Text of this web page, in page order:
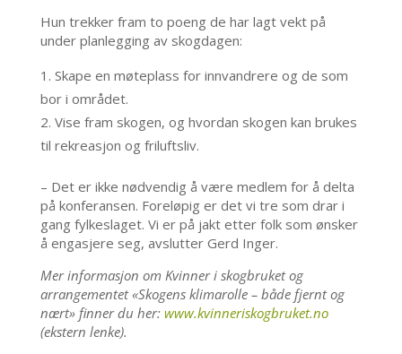
Hun trekker fram to poeng de har lagt vekt på
under planlegging av skogdagen:
Skape en møteplass for innvandrere og de som
bor i området.
Vise fram skogen, og hvordan skogen kan brukes
til rekreasjon og friluftsliv.
– Det er ikke nødvendig å være medlem for å delta
på konferansen. Foreløpig er det vi tre som drar i
gang fylkeslaget. Vi er på jakt etter folk som ønsker
å engasjere seg, avslutter Gerd Inger.
Mer informasjon om Kvinner i skogbruket og
arrangementet «Skogens klimarolle – både fjernt og
nært» finner du her: www.kvinneriskogbruket.no
(ekstern lenke).